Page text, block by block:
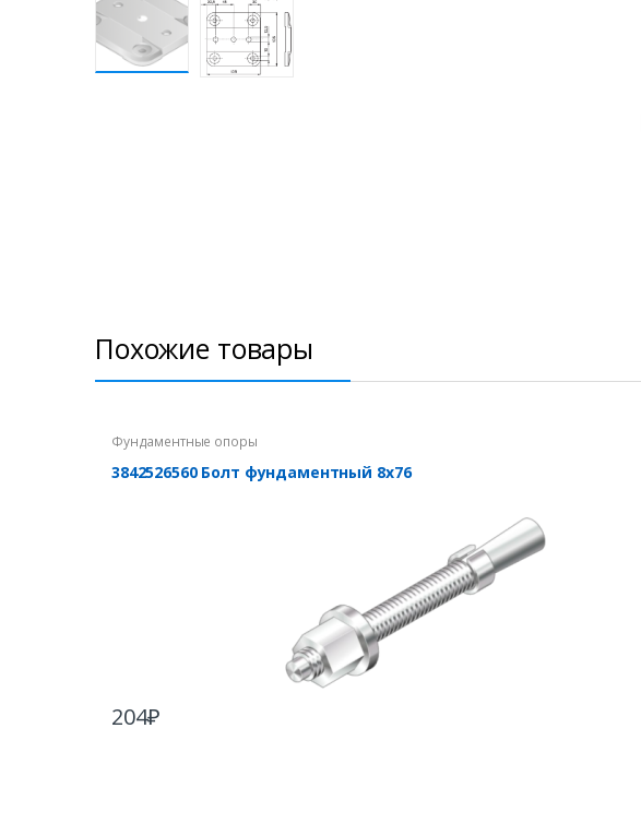
Похожие товары
Фундаментные опоры
3842526560 Болт фундаментный 8х76
204₽